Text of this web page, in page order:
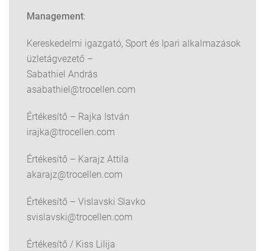
Management:
Kereskedelmi igazgató, Sport és Ipari alkalmazások
üzletágvezető –
Sabathiel András
asabathiel@trocellen.com
Értékesítő – Rajka István
irajka@trocellen.com
Értékesítő – Karajz Attila
akarajz@trocellen.com
Értékesítő – Vislavski Slavko
svislavski@trocellen.com
Értékesítő / Kiss Lilija